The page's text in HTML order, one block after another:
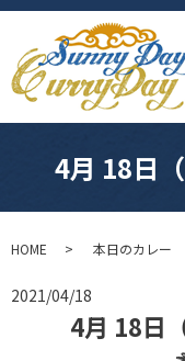
4月 18日
HOME 本日のカレー
2021/04/18
4月 18日